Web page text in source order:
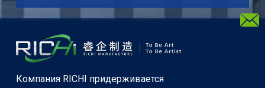
Компания RICHI придерживается